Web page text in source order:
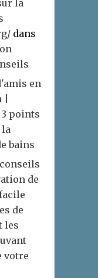
la
dans
en
3 points
la
bains
de
de
les
votre